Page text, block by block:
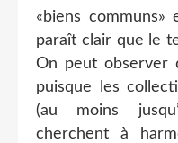
«biens communs»
paraît clair que le
On peut observer
puisque les
(au moins
cherchent à